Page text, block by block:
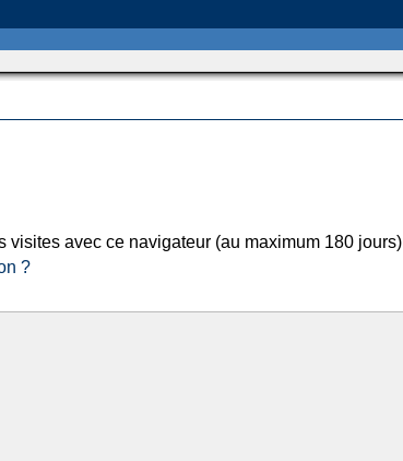
visites avec ce navigateur (au maximum 180 jours)
?